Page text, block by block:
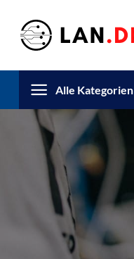
Inhalt
springen
Alle Kategorien